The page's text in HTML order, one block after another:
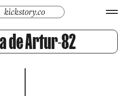
de Artur-82